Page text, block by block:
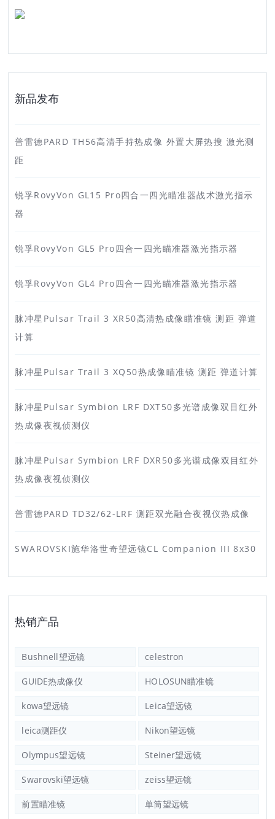
新品发布
普雷德PARD TH56高清手持热成像 外置大屏热搜 激光测
距
锐孚RovyVon GL15 Pro四合一四光瞄准器战术激光指示
器
锐孚RovyVon GL5 Pro四合一四光瞄准器激光指示器
锐孚RovyVon GL4 Pro四合一四光瞄准器激光指示器
脉冲星Pulsar Trail 3 XR50高清热成像瞄准镜 测距 弹道
计算
脉冲星Pulsar Trail 3 XQ50热成像瞄准镜 测距 弹道计算
脉冲星Pulsar Symbion LRF DXT50多光谱成像双目红外
热成像夜视侦测仪
脉冲星Pulsar Symbion LRF DXR50多光谱成像双目红外
热成像夜视侦测仪
普雷德PARD TD32/62-LRF 测距双光融合夜视仪热成像
SWAROVSKI施华洛世奇望远镜CL Companion III 8x30
热销产品
Bushnell望远镜 celestron
GUIDE热成像仪 HOLOSUN瞄准镜
kowa望远镜 Leica望远镜
leica测距仪 Nikon望远镜
Olympus望远镜 Steiner望远镜
Swarovski望远镜 zeiss望远镜
前置瞄准镜 单筒望远镜